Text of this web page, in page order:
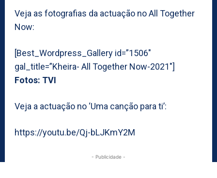
Veja as fotografias da actuação no All Together
Now:
[Best_Wordpress_Gallery id=”1506″
gal_title=”Kheira- All Together Now-2021″]
Fotos: TVI
Veja a actuação no ‘Uma canção para ti’:
https://youtu.be/Qj-bLJKmY2M
- Publicidade -